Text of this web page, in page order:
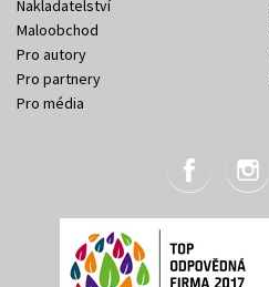
Nakladatelství
Maloobchod
Pro autory
Pro partnery
Pro média